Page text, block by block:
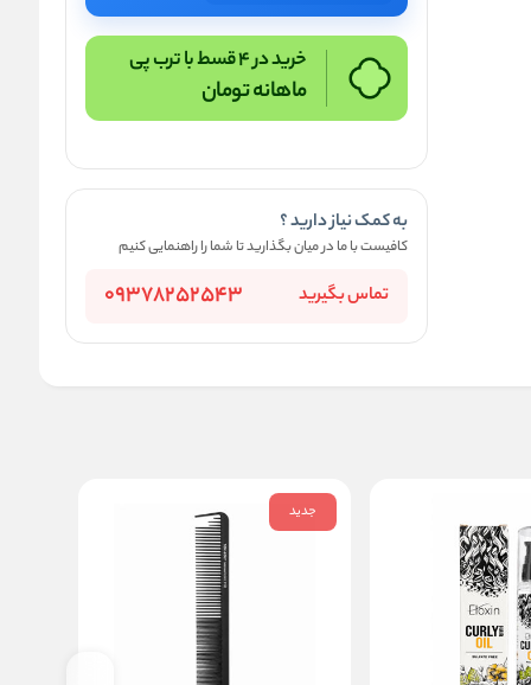
خرید در 4 قسط با ترب پی
ماهانهتومان
به کمک نیاز دارید ؟
کافیست با ما در میان بگذارید تا شما را راهنمایی کنیم
تماس بگیرید 09378252543
جدید